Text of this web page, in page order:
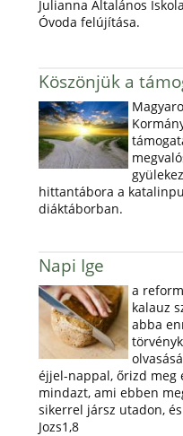
Julianna Általános
Óvoda felújítása.
Köszönjük a
hittantábora a
diáktáborban.
Napi Ige
a
kalauz
abba
éjjel-nappal, őrizd meg
mindazt, ami ebben
sikerrel jársz utadon,
Jozs1,8